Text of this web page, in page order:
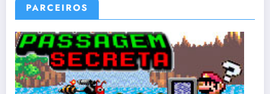
PARCEIROS